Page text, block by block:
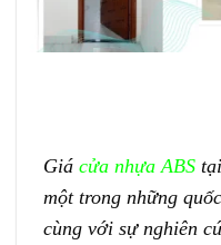
Giá cửa nhựa ABS
một trong những
cùng với sự nghiên